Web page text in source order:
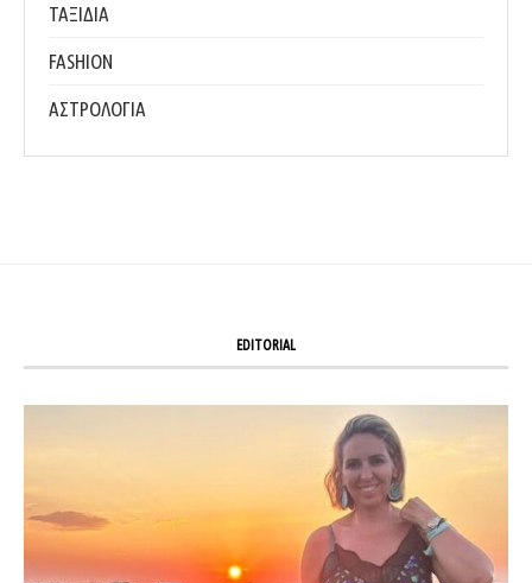
ΤΑΞΙΔΙΑ
FASHION
ΑΣΤΡΟΛΟΓΙΑ
EDITORIAL